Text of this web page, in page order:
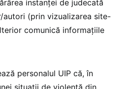
instanței de judecată
(prin vizualizarea site-
comunică informațiile
personalul UIP că, în
situații de violență din